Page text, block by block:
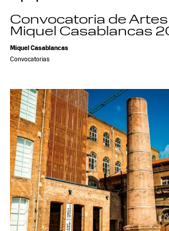
Convocatoria de
Miquel Casablancas
Miquel Casablancas
Convocatorias